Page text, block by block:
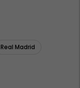
Real Madrid